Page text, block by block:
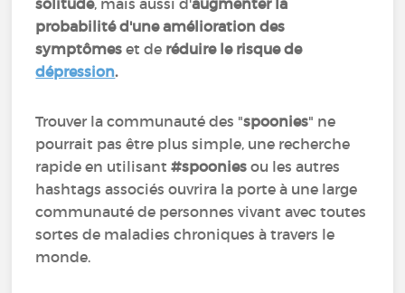
probabilité d'une amélioration des
symptômes et de réduire le risque de
dépression.
Trouver la communauté des "spoonies" ne
pourrait pas être plus simple, une recherche
rapide en utilisant#spoonies ou les autres
hashtags associés ouvrira la porte à une large
communauté de personnes vivant avec toutes
sortes de maladies chroniques à travers le
monde.